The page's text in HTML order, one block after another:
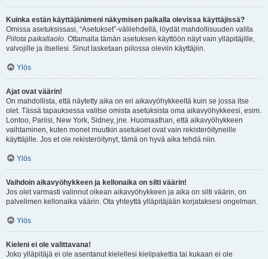
Kuinka estän käyttäjänimeni näkymisen paikalla olevissa käyttäjissä?
Omissa asetuksissasi, “Asetukset”-välilehdellä, löydät mahdollisuuden valita
Piilota paikallaolo. Ottamalla tämän asetuksen käyttöön näyt vain ylläpitäjille,
valvojille ja itsellesi. Sinut lasketaan piilossa oleviin käyttäjiin.
Ylös
Ajat ovat väärin!
On mahdollista, että näytetty aika on eri aikavyöhykkeeltä kuin se jossa itse
olet. Tässä tapauksessa valitse omista asetuksista oma aikavyöhykkeesi, esim.
Lontoo, Pariisi, New York, Sidney, jne. Huomaathan, että aikavyöhykkeen
vaihtaminen, kuten monet muutkin asetukset ovat vain rekisteröityneille
käyttäjille. Jos et ole rekisteröitynyt, tämä on hyvä aika tehdä niin.
Ylös
Vaihdoin aikavyöhykkeen ja kellonaika on silti väärin!
Jos olet varmasti valinnut oikean aikavyöhykkeen ja aika on silti väärin, on
palvelimen kellonaika väärin. Ota yhteyttä ylläpitäjään korjataksesi ongelman.
Ylös
Kieleni ei ole valittavana!
Joko ylläpitäjä ei ole asentanut kielellesi kielipakettia tai kukaan ei ole